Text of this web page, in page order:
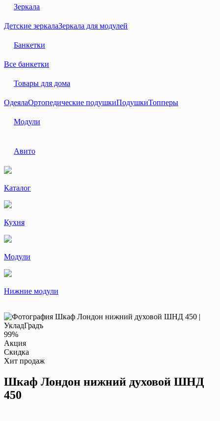
Зеркала
Детские зеркалаЗеркала для модулей
Банкетки
Все банкетки
Товары для дома
ОдеялаОртопедические подушкиПодушкиТопперы
Модули
Авито
Каталог
Кухня
Модули
Нижние модули
99%
Акция
Скидка
Хит продаж
Шкаф Лондон нижний духовой ШНД
450